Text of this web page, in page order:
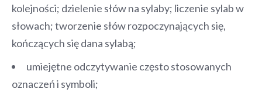
kolejności; dzielenie słów na sylaby; liczenie sylab w
słowach; tworzenie słów rozpoczynających się,
kończących się dana sylabą;
umiejętne odczytywanie często stosowanych
oznaczeń i symboli;